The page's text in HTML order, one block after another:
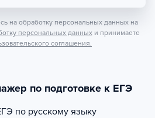
на обработку персональных данных на
персональных данных и принимаете
соглашения.
по подготовке к ЕГЭ
по русскому языку